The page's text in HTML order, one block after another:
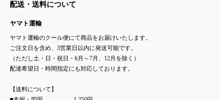
配送・送料について
ヤマト運輸
ヤマト運輸のクール便にて商品をお届けいたします。
ご注文日を含め、3営業日以内に発送可能です。
（ただし土・日・祝日・6月～7月、12月を除く）
配達希望日・時間指定にも対応しております。
【送料について】